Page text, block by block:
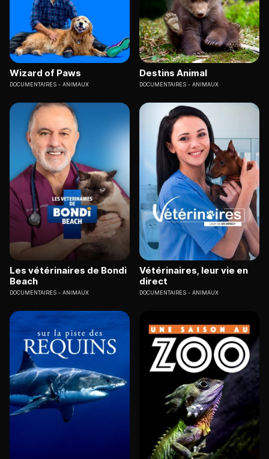
Wizard of Paws
DOCUMENTAIRES ANIMAUX
Destins Animal
DOCUMENTAIRES ANIMAUX
Les vétérinaires de Bondi
Beach
DOCUMENTAIRES ANIMAUX
Vétérinaires, leur vie en
direct
DOCUMENTAIRES ANIMAUX